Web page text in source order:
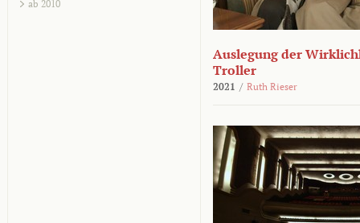
ab 2010
Auslegung der
Troller
2021 / Ruth Rieser